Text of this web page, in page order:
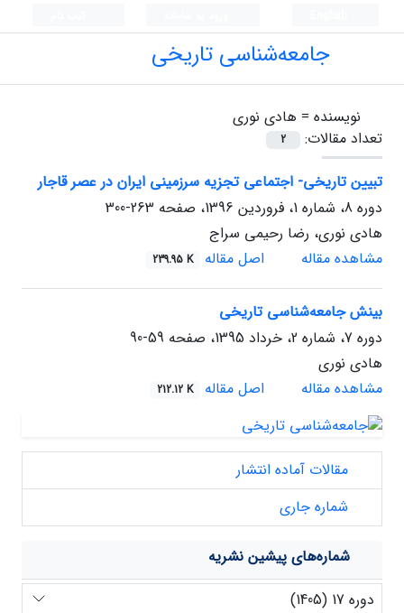
جامعه‌شناسی تاریخی
نویسنده = هادی نوری
تعداد مقالات:
2
تبیین تاریخی- اجتماعی تجزیه سرزمینی ایران در عصر قاجار
دوره 8، شماره 1، فروردین 1396، صفحه
263-300
هادی نوری، رضا رحیمی سراج
مشاهده مقاله
اصل مقاله 239.95 K
بینش جامعه‌شناسی تاریخی
دوره 7، شماره 2، خرداد 1395، صفحه
59-90
هادی نوری
مشاهده مقاله
اصل مقاله 212.12 K
مقالات آماده انتشار
شماره جاری
شماره‌های پیشین نشریه
دوره 17 (1405)